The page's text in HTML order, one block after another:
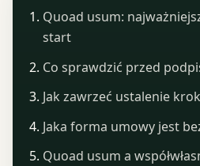
Quoad usum:
start
Co sprawdzić przed
Jak zawrzeć ustalenie
Jaka forma umowy jest
Quoad usum a